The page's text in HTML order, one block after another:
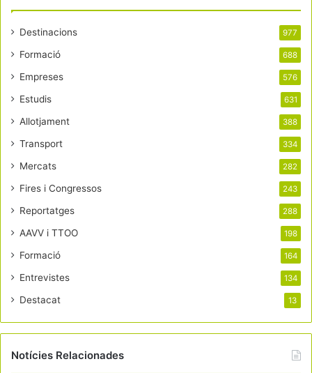
Destinacions 977
Formació 688
Empreses 576
Estudis 631
Allotjament 388
Transport 334
Mercats 282
Fires i Congressos 243
Reportatges 288
AAVV i TTOO 198
Formació 164
Entrevistes 134
Destacat 13
Notícies Relacionades